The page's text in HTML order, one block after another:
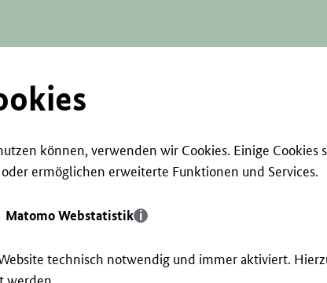
können, verwenden wir Cookies. Einige
ermöglichen erweiterte Funktionen und Services.
Matomo Webstatistik
technisch notwendig und immer aktiviert.